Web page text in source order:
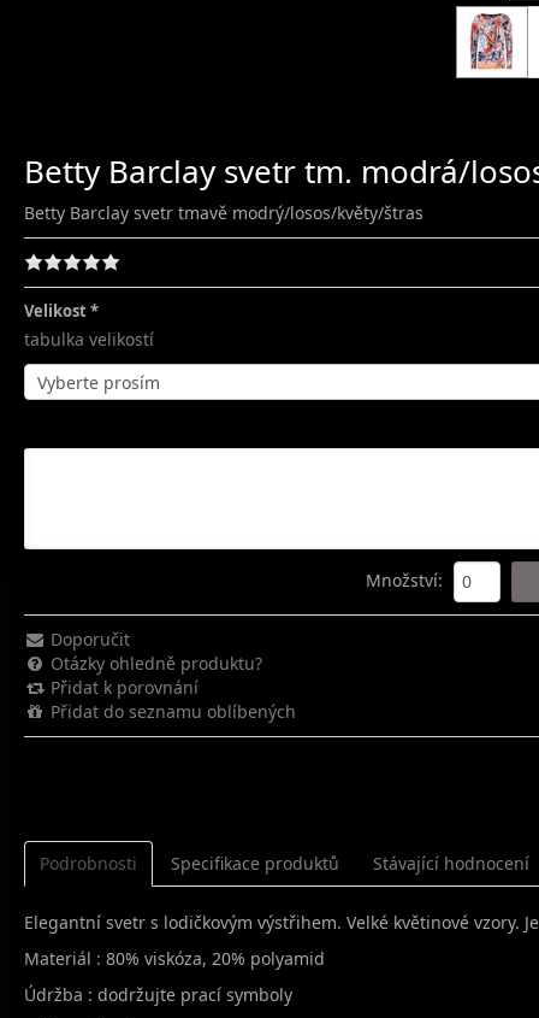
Betty Barclay svetr tm. modrá/
Betty Barclay svetr tmavě modrý/losos/květy/štras
Velikost
tabulka velikostí
Množství:
Doporučit
Otázky ohledně produktu?
Přidat k porovnání
Přidat do seznamu oblíbených
Podrobnosti Specifikace produktů Stávající hodnocení
Elegantní svetr s lodičkovým výstřihem. Velké květinové vzory.
Materiál : 80% viskóza, 20% polyamid
Údržba : dodržujte prací symboly